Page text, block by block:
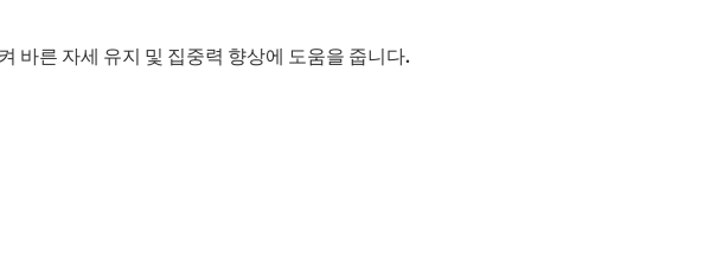
바른 자세 유지 및 집중력 향상에 도움을 줍니다.